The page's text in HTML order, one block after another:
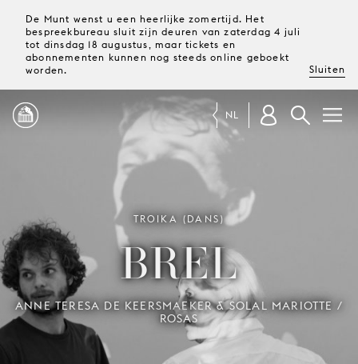
De Munt wenst u een heerlijke zomertijd. Het
bespreekbureau sluit zijn deuren van zaterdag 4 juli
tot dinsdag 18 augustus, maar tickets en
abonnementen kunnen nog steeds online geboekt
worden.
Sluiten
PROGRAMMA
MAGAZINE
TICKETS &
ABONNEMENTEN
UW
BEZOEK
NL
TROIKA (DANS)
BREL
ANNE TERESA DE KEERSMAEKER & SOLAL MARIOTTE /
ROSAS